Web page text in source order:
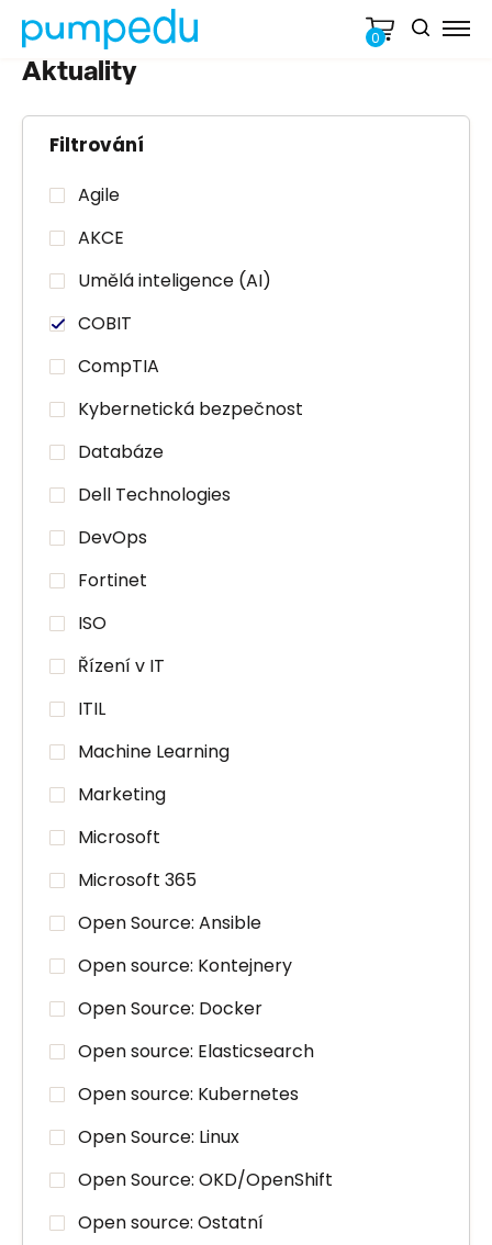
0
Aktuality
Filtrování
Agile
AKCE
Umělá inteligence (AI)
COBIT
CompTIA
Kybernetická bezpečnost
Databáze
Dell Technologies
DevOps
Fortinet
ISO
Řízení v IT
ITIL
Machine Learning
Marketing
Microsoft
Microsoft 365
Open Source: Ansible
Open source: Kontejnery
Open Source: Docker
Open source: Elasticsearch
Open source: Kubernetes
Open Source: Linux
Open Source: OKD/OpenShift
Open source: Ostatní